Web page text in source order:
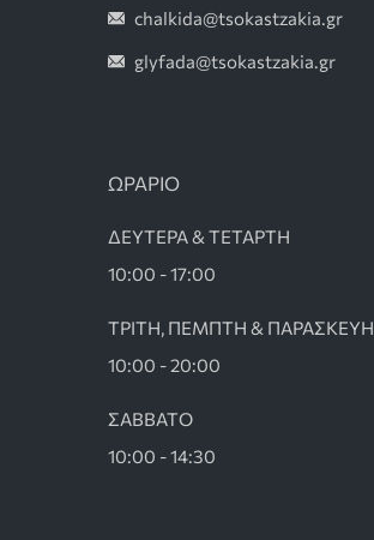
chalkida@tsokastzakia.gr
glyfada@tsokastzakia.gr
ΩΡΑΡΙΟ
ΔΕΥΤΕΡΑ & ΤΕΤΑΡΤΗ
10:00 - 17:00
ΤΡΙΤΗ, ΠΕΜΠΤΗ & ΠΑΡΑΣΚΕΥΗ
10:00 - 20:00
ΣΑΒΒΑΤΟ
10:00 - 14:30